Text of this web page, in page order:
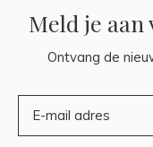
Meld je
Ontvang de